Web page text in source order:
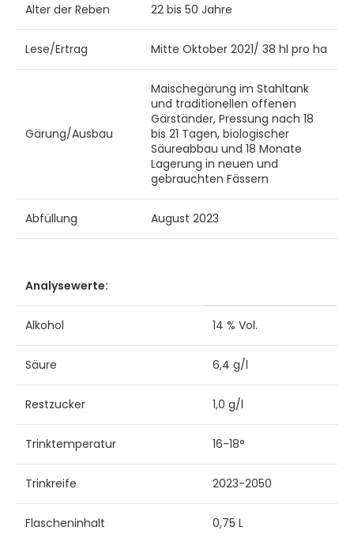
Alter der Reben 22 bis 50 Jahre
Lese/Ertrag Mitte Oktober 2021/ 38 hl pro ha
Gärung/Ausbau
Maischegärung im Stahltank
und traditionellen offenen
Gärständer, Pressung nach 18
bis 21 Tagen, biologischer
Säureabbau und 18 Monate
Lagerung in neuen und
gebrauchten Fässern
Abfüllung August 2023
Analysewerte:
Alkohol 14 % Vol.
Säure 6,4 g/l
Restzucker 1,0 g/l
Trinktemperatur 16-18°
Trinkreife 2023-2050
Flascheninhalt 0,75 L